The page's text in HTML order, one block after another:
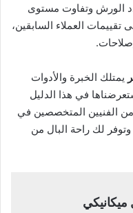
الورش وتفاوت مستوى
تقييمات العملاء السابقين،
يمتلك الخبرة والأدوات
في هذا الدليل
من الفنيين المتخصصين في
وتوفر لك راحة البال من
ميكانيكي